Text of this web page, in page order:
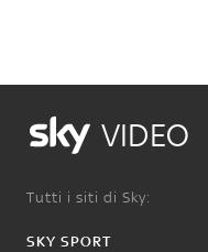
VIDEO
Tutti i siti di Sky:
SKY SPORT